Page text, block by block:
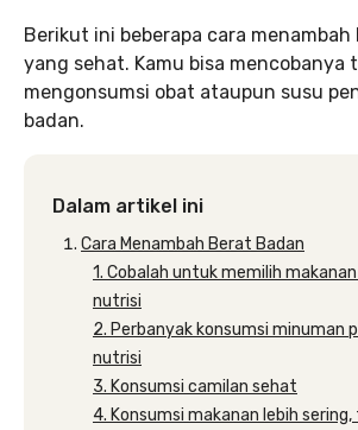
Berikut ini beberapa cara menambah
yang sehat. Kamu bisa mencobanya
mengonsumsi obat ataupun susu
badan.
Dalam artikel ini
Cara Menambah Berat Badan
1. Cobalah untuk memilih
nutrisi
2. Perbanyak konsumsi minuman
nutrisi
3. Konsumsi camilan sehat
4. Konsumsi makanan lebih